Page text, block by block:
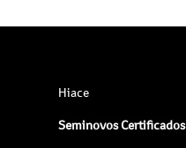
Hiace
Seminovos Certificados